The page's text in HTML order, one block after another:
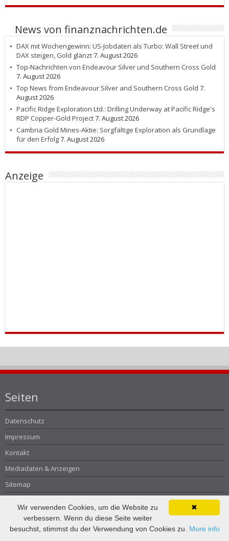
News von finanznachrichten.de
DAX mit Wochengewinn: US-Jobdaten als Turbo: Wall Street und
DAX steigen, Gold glänzt7. August 2026
Top-Nachrichten von Endeavour Silver und Southern Cross Gold
7. August 2026
Top News from Endeavour Silver and Southern Cross Gold 7.
August 2026
Pacific Ridge Exploration Ltd.: Drilling Underway at Pacific Ridge's
RDP Copper-Gold Project7. August 2026
Cambria Gold Mines-Aktie: Sorgfältige Exploration als Grundlage
für den Erfolg7. August 2026
Anzeige
Seiten
Datenschutz
Impressum
Kontakt
Mediadaten & Anzeigen
Sitemap
Über uns
✖
Wir verwenden Cookies, um die Website zu
verbessern. Wenn du diese Seite weiter
besuchst, stimmst du der Verwendung von Cookies zu. More info